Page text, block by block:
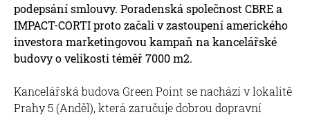
podepsání smlouvy. Poradenská společnost CBRE a
IMPACT-CORTI proto začali v zastoupení amerického
investora marketingovou kampaň na kancelářské
budovy o velikosti téměř 7000 m2.
Kancelářská budova Green Point se nachází v lokalitě
Prahy 5 (Anděl), která zaručuje dobrou dopravní